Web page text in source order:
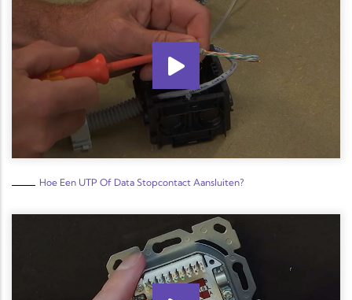
Hoe Een UTP Of Data Stopcontact Aansluiten?